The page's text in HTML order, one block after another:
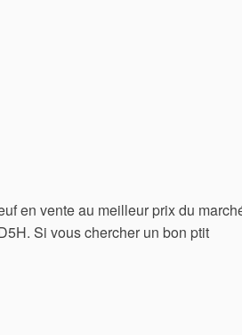
en vente au meilleur prix du
Si vous chercher un bon ptit